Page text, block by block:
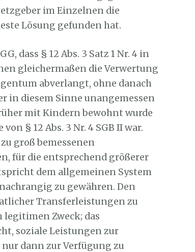
im Einzelnen die
Lösung gefunden hat.
dass § 12 Abs. 3 Satz 1 Nr. 4 in
gleichermaßen die Verwertung
abverlangt, ohne danach
in diesem Sinne unangemessen
mit Kindern bewohnt wurde
§ 12 Abs. 3 Nr. 4 SGB II war.
groß bemessenen
für die entsprechend größerer
dem allgemeinen System
zu gewähren. Den
Transferleistungen zu
Zweck; das
soziale Leistungen zur
dann zur Verfügung zu